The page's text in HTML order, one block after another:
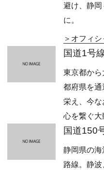
避け、静
に。
オフィシ
国道1号
東京都か
都府県を通
栄え、今な
心を繋ぐ大
国道150
静岡県の
路線。静